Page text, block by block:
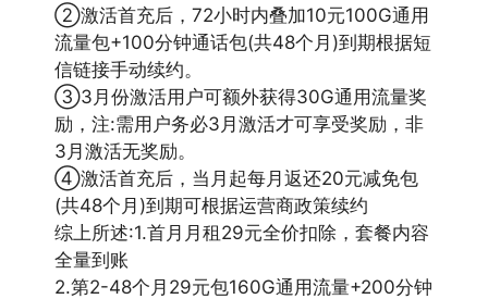
②激活首充后，72小时内叠加10元100G通用
流量包+100分钟通话包(共48个月)到期根据短
信链接手动续约。
③3月份激活用户可额外获得30G通用流量奖
励，注:需用户务必3月激活才可享受奖励，非
3月激活无奖励。
④激活首充后，当月起每月返还20元减免包
(共48个月)到期可根据运营商政策续约
综上所述:1.首月月租29元全价扣除，套餐内容
全量到账
2.第2-48个月29元包160G通用流量+200分钟